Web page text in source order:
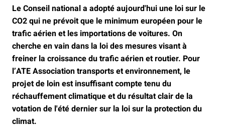
Le Conseil national a adopté aujourd'hui une loi sur le
CO2 qui ne prévoit que le minimum européen pour le
trafic aérien et les importations de voitures. On
cherche en vain dans la loi des mesures visant à
freiner la croissance du trafic aérien et routier. Pour
l’ATE Association transports et environnement, le
projet de loin est insuffisant compte tenu du
réchauffement climatique et du résultat clair de la
votation de l'été dernier sur la loi sur la protection du
climat.